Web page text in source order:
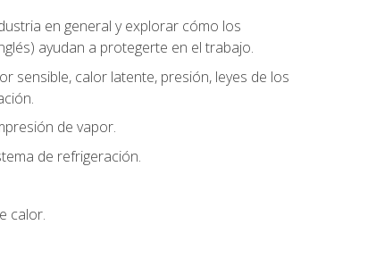
en general y explorar cómo los
ayudan a protegerte en el trabajo.
sensible, calor latente, presión, leyes de los
de vapor.
de refrigeración.
calor.